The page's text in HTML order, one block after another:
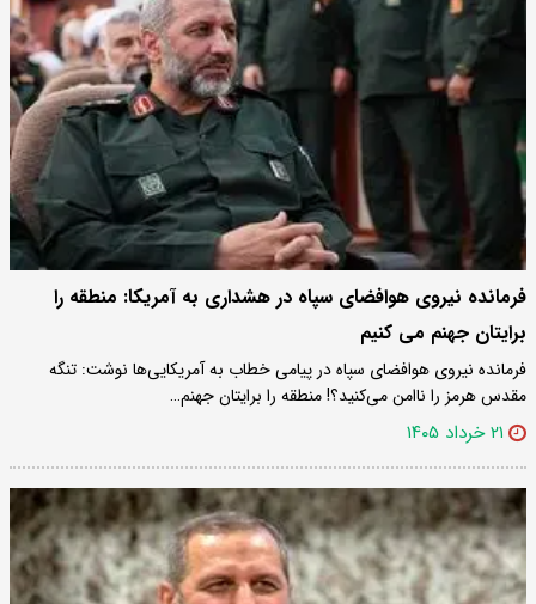
فرمانده نیروی هوافضای سپاه در هشداری به آمریکا: منطقه را
برایتان جهنم می کنیم
فرمانده نیروی هوافضای سپاه در پیامی خطاب به آمریکایی‌ها نوشت: تنگه
مقدس هرمز را ناامن می‌کنید؟! منطقه را برایتان جهنم…
۲۱ خرداد ۱۴۰۵